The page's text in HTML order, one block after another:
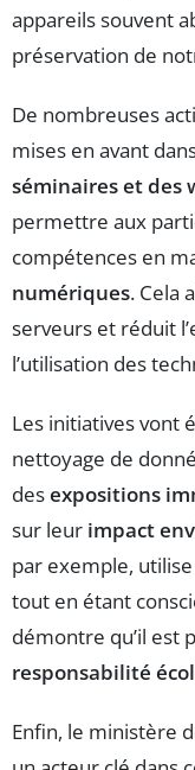
appareils souvent
préservation de
De nombreuses
mises en avant
séminaires et des
permettre aux
compétences en
numériques. Cela
serveurs et réduit
l’utilisation des
Les initiatives vont
nettoyage de
desexpositions
sur leur impact
par exemple,
tout en étant
démontre qu’il est
responsabilité
Enfin, le ministère